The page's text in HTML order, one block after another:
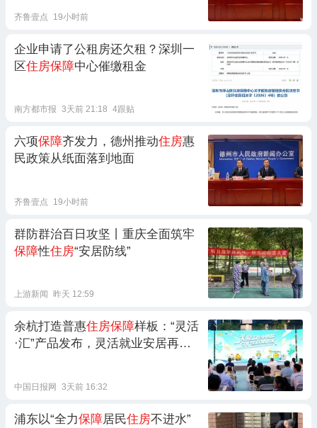
齐鲁壹点 19小时前
企业申请了公租房还欠租？深圳一
区住房保障中心催缴租金
南方都市报 3天前 21:18 4跟贴
六项保障齐发力，德州推动住房惠
民政策从纸面落到地面
齐鲁壹点 19小时前
群防群治百日攻坚丨重庆全面筑牢
保障性住房“安居防线”
上游新闻 昨天 12:59
余杭打造普惠住房保障样板：“灵活
·汇”产品发布，灵活就业安居再添
中国日报网 3天前 16:32
浦东以“全力保障居民住房不进水”